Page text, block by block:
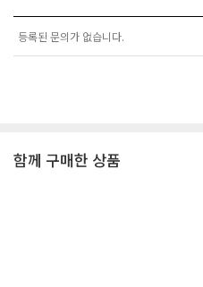
등록된 문의가 없습니다.
함께 구매한 상품